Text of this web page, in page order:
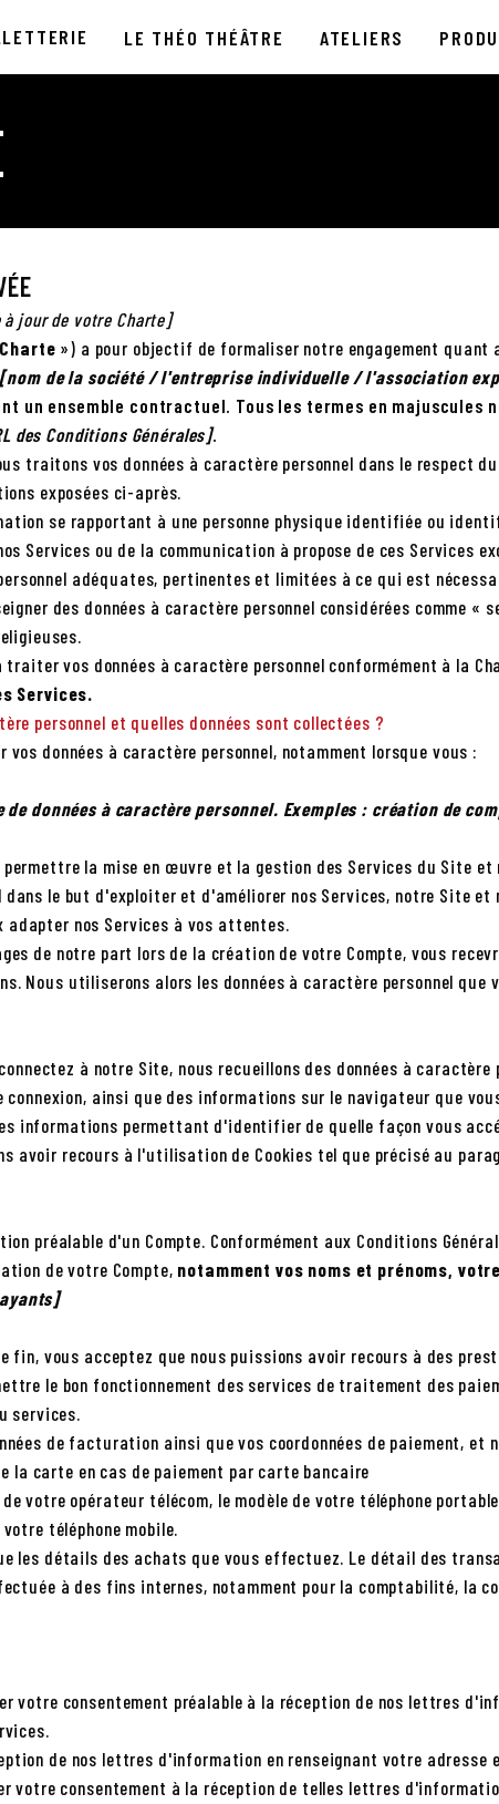
LE THÉO THÉÂTRE ATELIERS
jour de votre Charte]
Charte ») a pour objectif de formaliser notre engagement
[nom de la société / l'entreprise individuelle / l'association
un ensemble contractuel. Tous les termes en
des Conditions Générales].
traitons vos données à caractère personnel dans le respect
exposées ci-après.
se rapportant à une personne physique identifiée ou
Services ou de la communication à propose de ces Services
adéquates, pertinentes et limitées à ce qui est
des données à caractère personnel considérées comme «
vos données à caractère personnel conformément à la
Services.
personnel et quelles données sont collectées ?
données à caractère personnel, notamment lorsque vous :
données à caractère personnel. Exemples : création de
la mise en œuvre et la gestion des Services du Site
le but d'exploiter et d'améliorer nos Services, notre Site
nos Services à vos attentes.
de notre part lors de la création de votre Compte, vous
Nous utiliserons alors les données à caractère personnel que
à notre Site, nous recueillons des données à
ainsi que des informations sur le navigateur que
informations permettant d'identifier de quelle façon vous
avoir recours à l'utilisation de Cookies tel que précisé au
préalable d'un Compte. Conformément aux Conditions
de votre Compte, notamment vos noms et prénoms,
fin, vous acceptez que nous puissions avoir recours à des
le bon fonctionnement des services de traitement des
services.
de facturation ainsi que vos coordonnées de paiement,
carte en cas de paiement par carte bancaire
votre opérateur télécom, le modèle de votre téléphone
téléphone mobile.
les détails des achats que vous effectuez. Le détail des
à des fins internes, notamment pour la comptabilité, la
votre consentement préalable à la réception de nos lettres
de nos lettres d'information en renseignant votre
votre consentement à la réception de telles lettres